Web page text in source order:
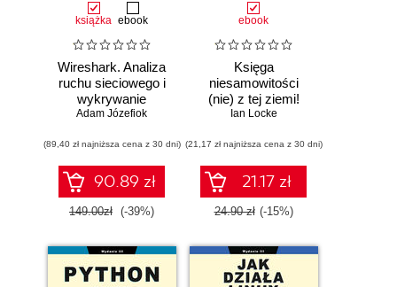
książka ebook
Wireshark. Analiza
ruchu sieciowego i
wykrywanie
włamań
Adam Józefiok
(89,40 zł najniższa cena z 30 dni)
90.89 zł
149.00zł (-39%)
ebook
Księga
niesamowitości
(nie) z tej ziemi!
Księga faktów
niezwykłych
Ian Locke
(21,17 zł najniższa cena z 30 dni)
21.17 zł
24.90 zł (-15%)